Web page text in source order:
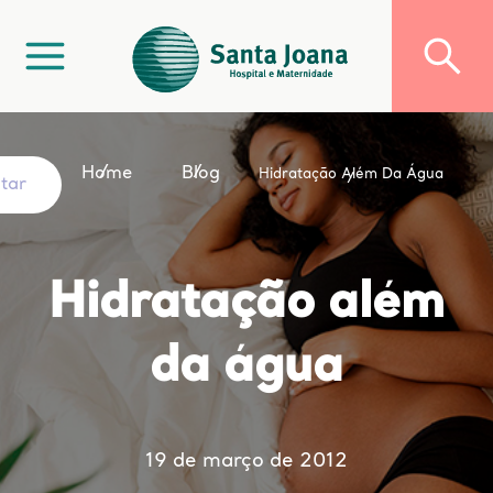
Home Blog Hidratação Além Da Água
Hidratação além
da água
19 de março de 2012